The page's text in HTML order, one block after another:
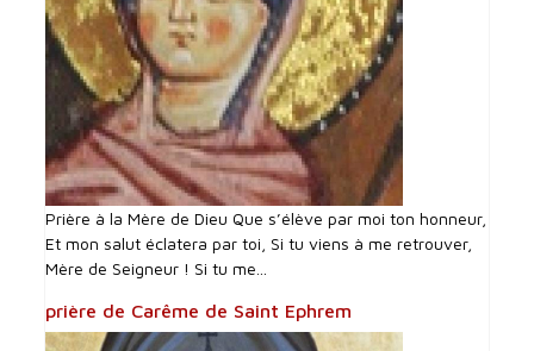
Prière à la Mère de Dieu Que s’élève par moi ton honneur,
Et mon salut éclatera par toi, Si tu viens à me retrouver,
Mère de Seigneur ! Si tu me...
prière de Carême de Saint Ephrem